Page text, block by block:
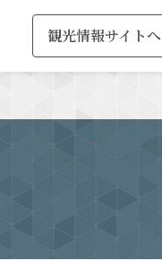
観光情報サイトへ